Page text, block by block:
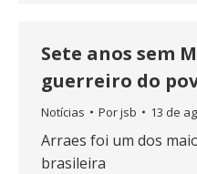
Sete anos sem
guerreiro do
Notícias Porjsb 13 de
Arraes foi um dos
brasileira